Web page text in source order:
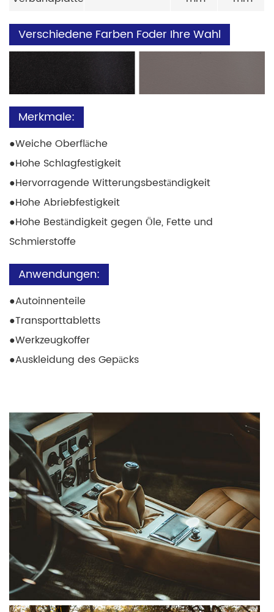
Verschiedene Farben Foder Ihre Wahl
Merkmale:
●Weiche Oberfläche
●Hohe Schlagfestigkeit
●Hervorragende Witterungsbeständigkeit
●Hohe Abriebfestigkeit
●Hohe Beständigkeit gegen Öle, Fette und
Schmierstoffe
Anwendungen:
●Autoinnenteile
●Transporttabletts
●Werkzeugkoffer
●Auskleidung des Gepäcks